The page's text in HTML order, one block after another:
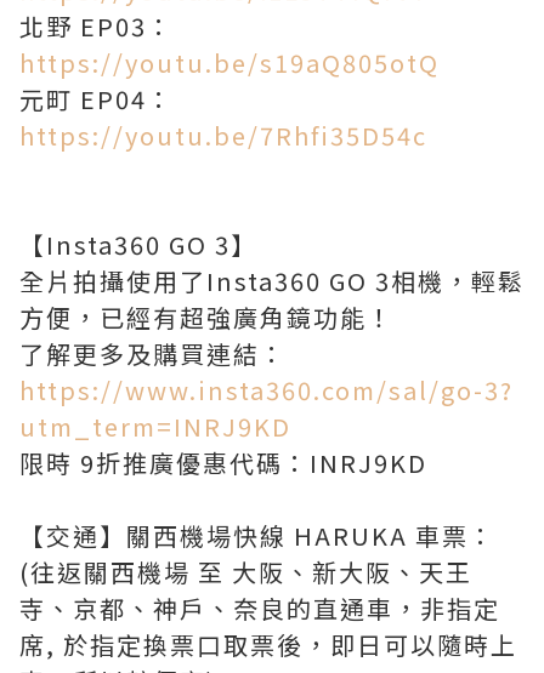
北野 EP03：
https://youtu.be/s19aQ805otQ
元町 EP04：
https://youtu.be/7Rhfi35D54c
【Insta360 GO 3】
全片拍攝使用了Insta360 GO 3相機，輕鬆
方便，已經有超強廣角鏡功能！
了解更多及購買連結：
https://www.insta360.com/sal/go-3?
utm_term=INRJ9KD
限時 9折推廣優惠代碼：INRJ9KD
【交通】關西機場快線 HARUKA 車票：
(往返關西機場 至 大阪、新大阪、天王
寺、京都、神戶、奈良的直通車，非指定
席, 於指定換票口取票後，即日可以隨時上